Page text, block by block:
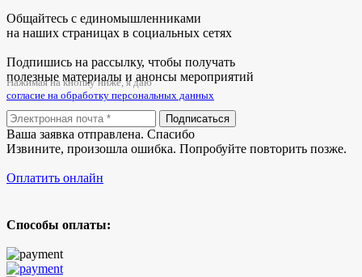
Общайтесь с единомышленниками
на наших страницах в социальных сетях
Подпишись на рассылку, чтобы получать
полезные материалы и анонсы мероприятий
Нажимая на кнопку ниже, я даю
согласие на обработку персональных данных
Подписаться
Ваша заявка отправлена. Спасибо
Извините, произошла ошибка. Попробуйте повторить позже.
Оплатить онлайн
Способы оплаты: